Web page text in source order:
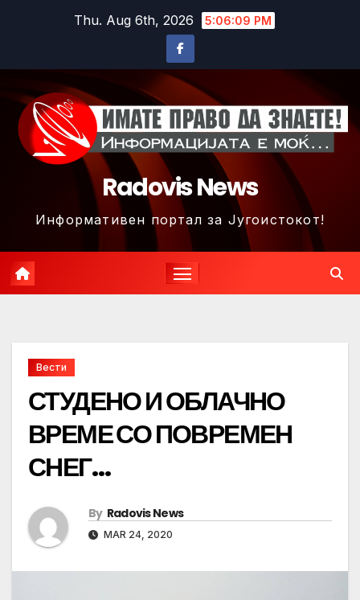
Thu. Aug 6th, 2026 5:06:12 PM
Radovis News
Информативен портал за Југоистокот!
Вести
СТУДЕНО И ОБЛАЧНО
ВРЕМЕ СО ПОВРЕМЕН
СНЕГ…
By Radovis News
MAR 24, 2020